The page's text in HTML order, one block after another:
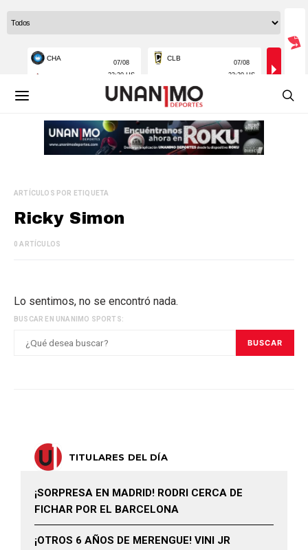
ARTÍCULOS POR ETIQUETA
Ricky Simon
0 ARTÍCULOS
Lo sentimos, no se encontró nada.
BUSCAR EN UNANIMO SPORTS:
BUSCAR
TITULARES DEL DÍA
¡SORPRESA EN MADRID! RODRI CERCA DE
FICHAR POR EL BARCELONA
¡OTROS 6 AÑOS DE MERENGUE! VINI JR